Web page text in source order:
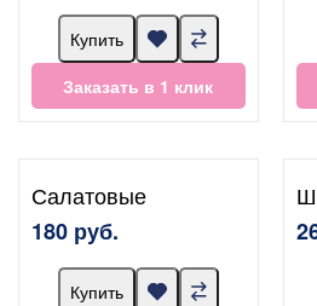
Купить
Заказать в 1 клик
Салатовые
180 руб.
Купить